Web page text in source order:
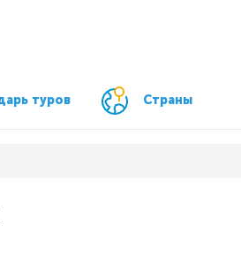
туров Страны